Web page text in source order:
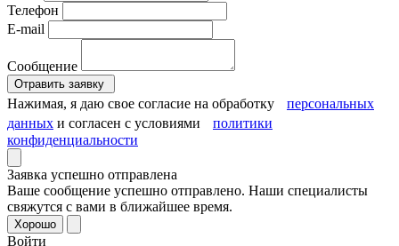
Телефон
E-mail
Сообщение
Отравить заявку
Нажимая, я даю свое согласие на обработку персональных
данных и согласен с условиями политики
конфиденциальности
Заявка успешно отправлена
Ваше сообщение успешно отправлено. Наши специалисты
свяжутся с вами в ближайшее время.
Хорошо
Войти